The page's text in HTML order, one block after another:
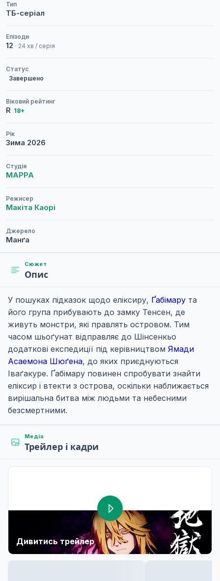
Тип
ТБ-серіал
Епізоди
12 · 24 хв / серія
Статус
Завершено
Віковий рейтинг
R 18+
Рік
Зима 2026
Студія
MAPPA
Режисер
Макіта Каорі
Джерело
Манґа
Сюжет
Опис
У пошуках підказок щодо еліксиру, Ґабімару та
його група прибувають до замку Тенсен, де
живуть монстри, які правлять островом. Тим
часом шьоґунат відправляє до Шінсенкьо
додаткові експедиції під керівництвом Ямади
Асаемона Шюґена, до яких приєднуються
Іваґакуре. Ґабімару повинен спробувати знайти
еліксир і втекти з острова, оскільки наближається
вирішальна битва між людьми та небесними
безсмертними.
Медіа
Трейлер і кадри
Дивитись трейлер